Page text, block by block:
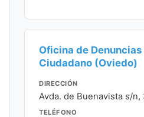
Oficina de
Ciudadano (Oviedo)
DIRECCIÓN
Avda. de Buenavista s/n,
TELÉFONO